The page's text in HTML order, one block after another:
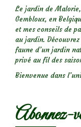
Le jardin de
Gembloux, en
et mes conseils de
au jardin.
faune d’un jardin
privé au fil des
Bienvenue dans
Abonnez-